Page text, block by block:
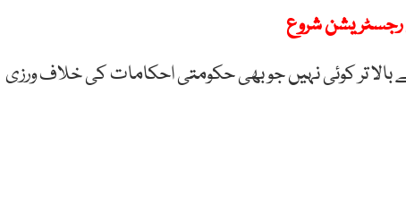
تر کوئی نہیں جو بھی حکومتی احکامات کی خلاف ورزی